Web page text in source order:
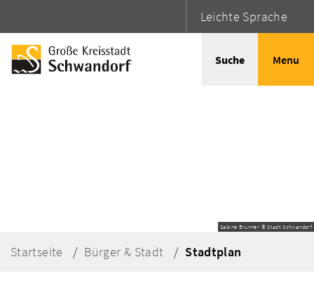
Leichte Sprache
Suche Menu
Sabine Brunner © Stadt Schwandorf
Startseite Bürger & Stadt Stadtplan